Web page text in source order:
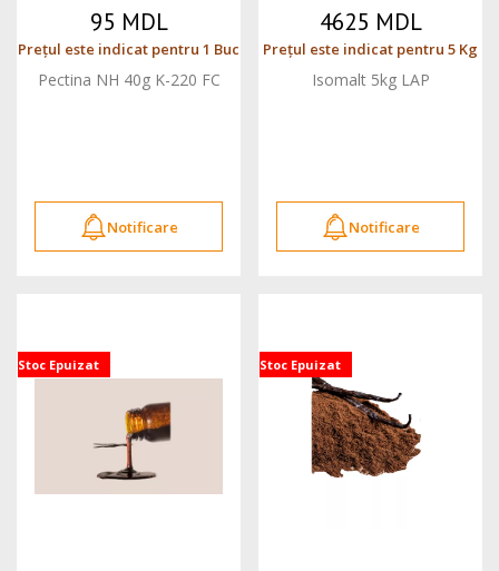
95 MDL
Prețul este indicat pentru 1 Buc
Pectina NH 40g K-220 FC
Notificare
4625 MDL
Prețul este indicat pentru 5 Kg
Isomalt 5kg LAP
Notificare
Stoc Epuizat Stoc Epuizat